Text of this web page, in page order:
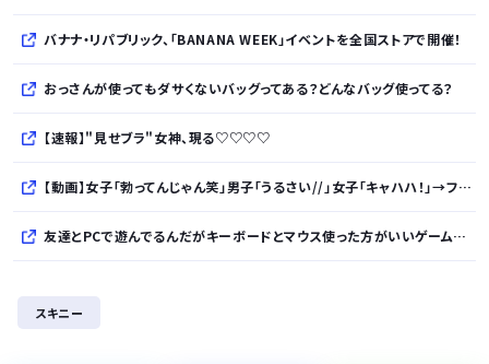
バナナ・リパブリック、「BANANA WEEK」イベントを全国ストアで開催！
おっさんが使ってもダサくないバッグってある？どんなバッグ使ってる？
【速報】"見せブラ"女神、現る♡♡♡♡
【動画】女子「勃ってんじゃん笑」男子「うるさい//」女子「キャハハ！」→フ●ラ開始ｗｗｗｗｗｗｗｗｗｗ
友達とPCで遊んでるんだがキーボードとマウス使った方がいいゲームでも頑なにパッド使いたがる
スキニー